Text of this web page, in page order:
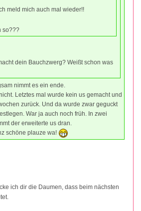
meld mich auch mal wieder!!
so???
dein Bauchzwerg? Weißt schon was
nimmt es ein ende.
Letztes mal wurde kein us gemacht und
zurück. Und da wurde zwar geguckt
War ja auch noch früh. In zwei
der erweiterte us dran.
schöne plauze wa!
ich dir die Daumen, dass beim nächsten